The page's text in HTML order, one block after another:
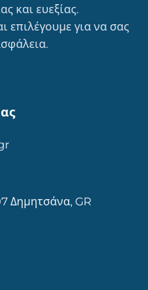
και ευεξίας.
επιλέγουμε για να σας
Δημητσάνα, GR